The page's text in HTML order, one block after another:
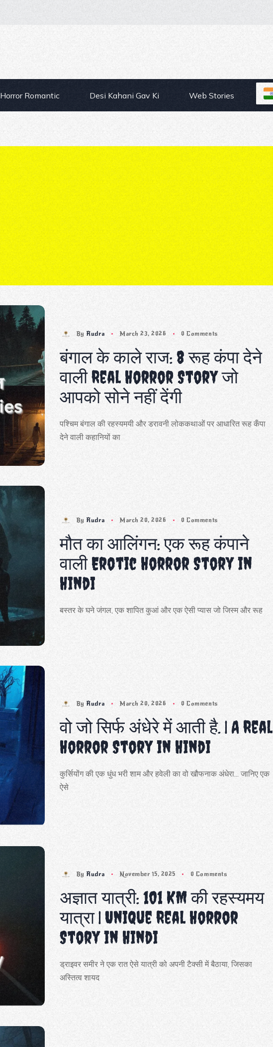
Horror Romantic Desi Kahani Gav Ki Web Stories
ByRudra March 23, 2026 0 Comments
बंगाल के काले राज: 8 रूह कंपा देने
वाली Real Horror Story जो
आपको सोने नहीं देंगी
पश्चिम बंगाल की रहस्यमयी और डरावनी लोककथाओं पर आधारित रूह कँपा
देने वाली कहानियों का
By Rudra March 20, 2026 0 Comments
मौत का आलिंगन: एक रूह कंपाने
वाली Erotic Horror Story in
Hindi
बस्तर के घने जंगल, एक शापित कुआं और एक ऐसी प्यास जो जिस्म और रूह
By Rudra March 20, 2026 0 Comments
वो जो सिर्फ अंधेरे में आती है. | A Real
Horror Story in Hindi
कुर्सियोंग की एक धुंध भरी शाम और हवेली का वो खौफनाक अंधेरा... जानिए एक
ऐसे
By Rudra November 15, 2025 0 Comments
अज्ञात यात्री: 101 KM की रहस्यमय
यात्रा | Unique Real Horror
Story in Hindi
ड्राइवर समीर ने एक रात ऐसे यात्री को अपनी टैक्सी में बैठाया, जिसका
अस्तित्व शायद